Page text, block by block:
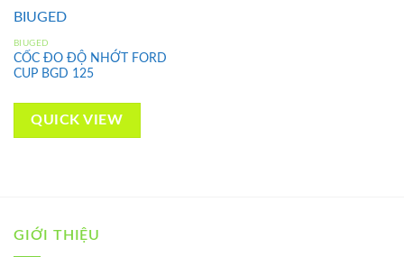
wishlist
BIUGED
CỐC ĐO ĐỘ NHỚT FORD
CUP BGD 125
QUICK VIEW
GIỚI THIỆU